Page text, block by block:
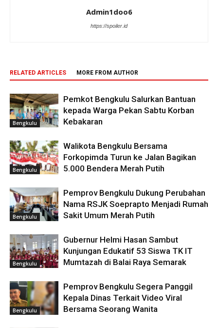
Admin1doo6
https://spoiler.id
RELATED ARTICLES MORE FROM AUTHOR
Bengkulu
Pemkot Bengkulu Salurkan Bantuan
kepada Warga Pekan Sabtu Korban
Kebakaran
Bengkulu
Walikota Bengkulu Bersama
Forkopimda Turun ke Jalan Bagikan
5.000 Bendera Merah Putih
Bengkulu
Pemprov Bengkulu Dukung Perubahan
Nama RSJK Soeprapto Menjadi Rumah
Sakit Umum Merah Putih
Bengkulu
Gubernur Helmi Hasan Sambut
Kunjungan Edukatif 53 Siswa TK IT
Mumtazah di Balai Raya Semarak
Bengkulu
Pemprov Bengkulu Segera Panggil
Kepala Dinas Terkait Video Viral
Bersama Seorang Wanita